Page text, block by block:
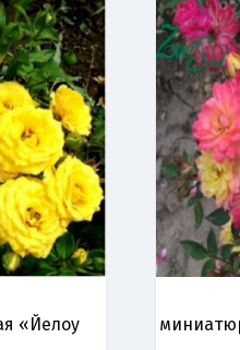
«Йелоу